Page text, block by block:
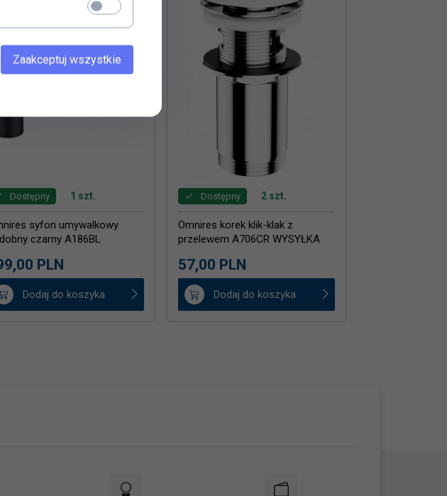
Dostępny 1 szt.
syfon umywalkowy
czarny A186BL
00 PLN
Dodaj do koszyka
Dostępny 2 szt.
Omnires korek klik-klak z
przelewem A706CR WYSYŁKA
57,00 PLN
Dodaj do koszyka
Zaakceptuj wszystkie